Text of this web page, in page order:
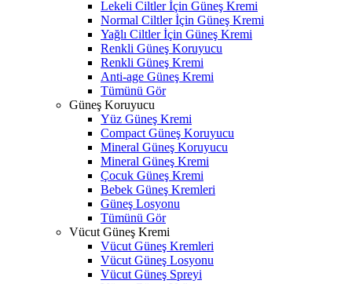
Lekeli Ciltler İçin Güneş Kremi
Normal Ciltler İçin Güneş Kremi
Yağlı Ciltler İçin Güneş Kremi
Renkli Güneş Koruyucu
Renkli Güneş Kremi
Anti-age Güneş Kremi
Tümünü Gör
Güneş Koruyucu
Yüz Güneş Kremi
Compact Güneş Koruyucu
Mineral Güneş Koruyucu
Mineral Güneş Kremi
Çocuk Güneş Kremi
Bebek Güneş Kremleri
Güneş Losyonu
Tümünü Gör
Vücut Güneş Kremi
Vücut Güneş Kremleri
Vücut Güneş Losyonu
Vücut Güneş Spreyi